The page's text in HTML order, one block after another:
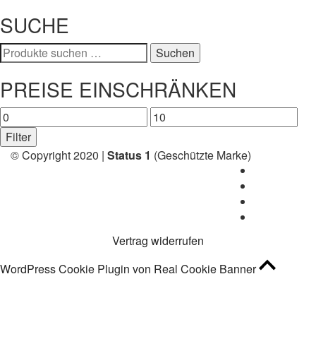
SUCHE
Suchen
nach:
Suchen
PREISE EINSCHRÄNKEN
Min.
Preis
Max.
Preis
Filter
© Copyright 2020 | Status 1 (Geschützte Marke)
Vertrag widerrufen
WordPress Cookie Plugin von Real Cookie Banner